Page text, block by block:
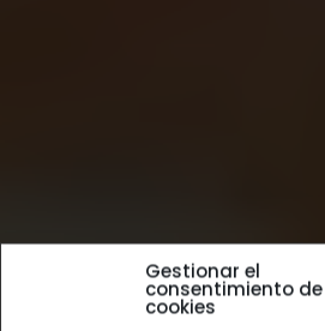
Gestionar el
consentimiento
cookies